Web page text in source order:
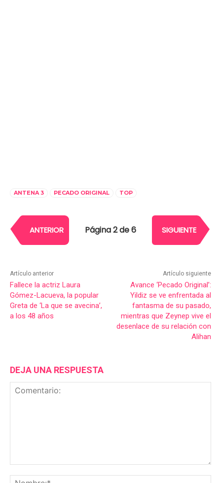
ANTENA 3 PECADO ORIGINAL TOP
ANTERIOR Página 2 de 6 SIGUIENTE
Artículo anterior
Fallece la actriz Laura
Gómez-Lacueva, la popular
Greta de ‘La que se avecina’,
a los 48 años
Artículo siguiente
Avance ‘Pecado Original’:
Yildiz se ve enfrentada al
fantasma de su pasado,
mientras que Zeynep vive el
desenlace de su relación con
Alihan
DEJA UNA RESPUESTA